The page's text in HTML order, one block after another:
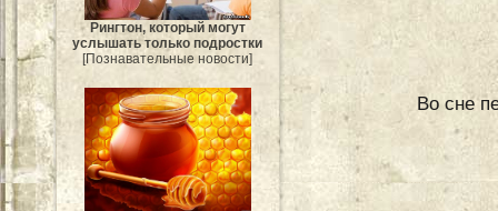
Рингтон, который могут
услышать только подростки
[Познавательные новости]
Во сне